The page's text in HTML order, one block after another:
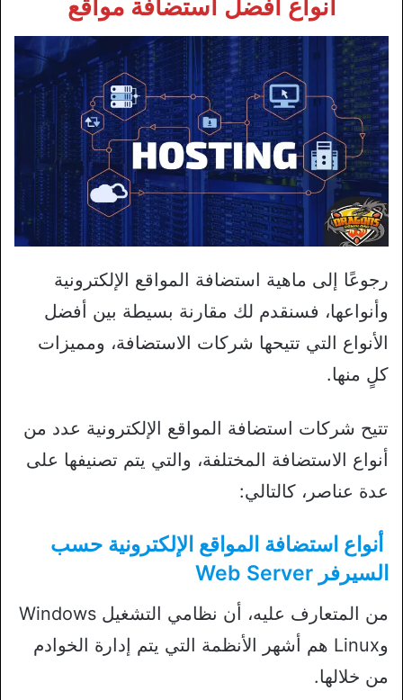
أنواع أفضل استضافة مواقع
رجوعًا إلى ماهية استضافة المواقع الإلكترونية
وأنواعها، فسنقدم لك مقارنة بسيطة بين أفضل
الأنواع التي تتيحها شركات الاستضافة، ومميزات
كلٍ منها.
تتيح شركات استضافة المواقع الإلكترونية عدد من
أنواع الاستضافة المختلفة، والتي يتم تصنيفها على
عدة عناصر، كالتالي:
أنواع استضافة المواقع الإلكترونية حسب
السيرفر Web Server
من المتعارف عليه، أن نظامي التشغيل Windows
وLinux هم أشهر الأنظمة التي يتم إدارة الخوادم
من خلالها.